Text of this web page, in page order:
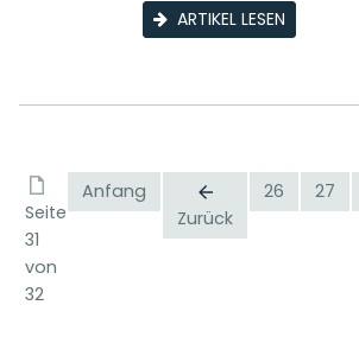
ARTIKEL LESEN
Seite
31
von
32
Anfang
Zurück
26 27